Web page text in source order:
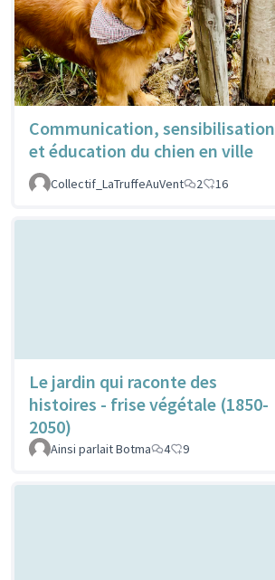
Communication, sensibilisation
et éducation du chien en ville
Collectif_LaTruffeAuVent
2 16
Le jardin qui raconte des
histoires - frise végétale (1850-
2050)
Ainsi parlait Botma 4 9